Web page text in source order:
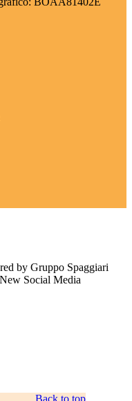
by Gruppo Spaggiari
Social Media